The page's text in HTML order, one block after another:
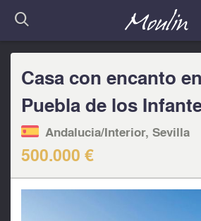
Casa con encanto
Puebla de los
Andalucia/Interior, Sevilla
500.000 €